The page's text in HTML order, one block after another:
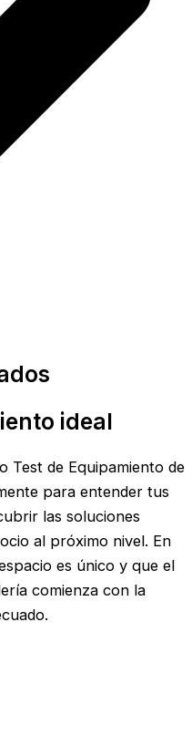
ideal
Test de Equipamiento de
para entender tus
las soluciones
al próximo nivel. En
es único y que el
comienza con la